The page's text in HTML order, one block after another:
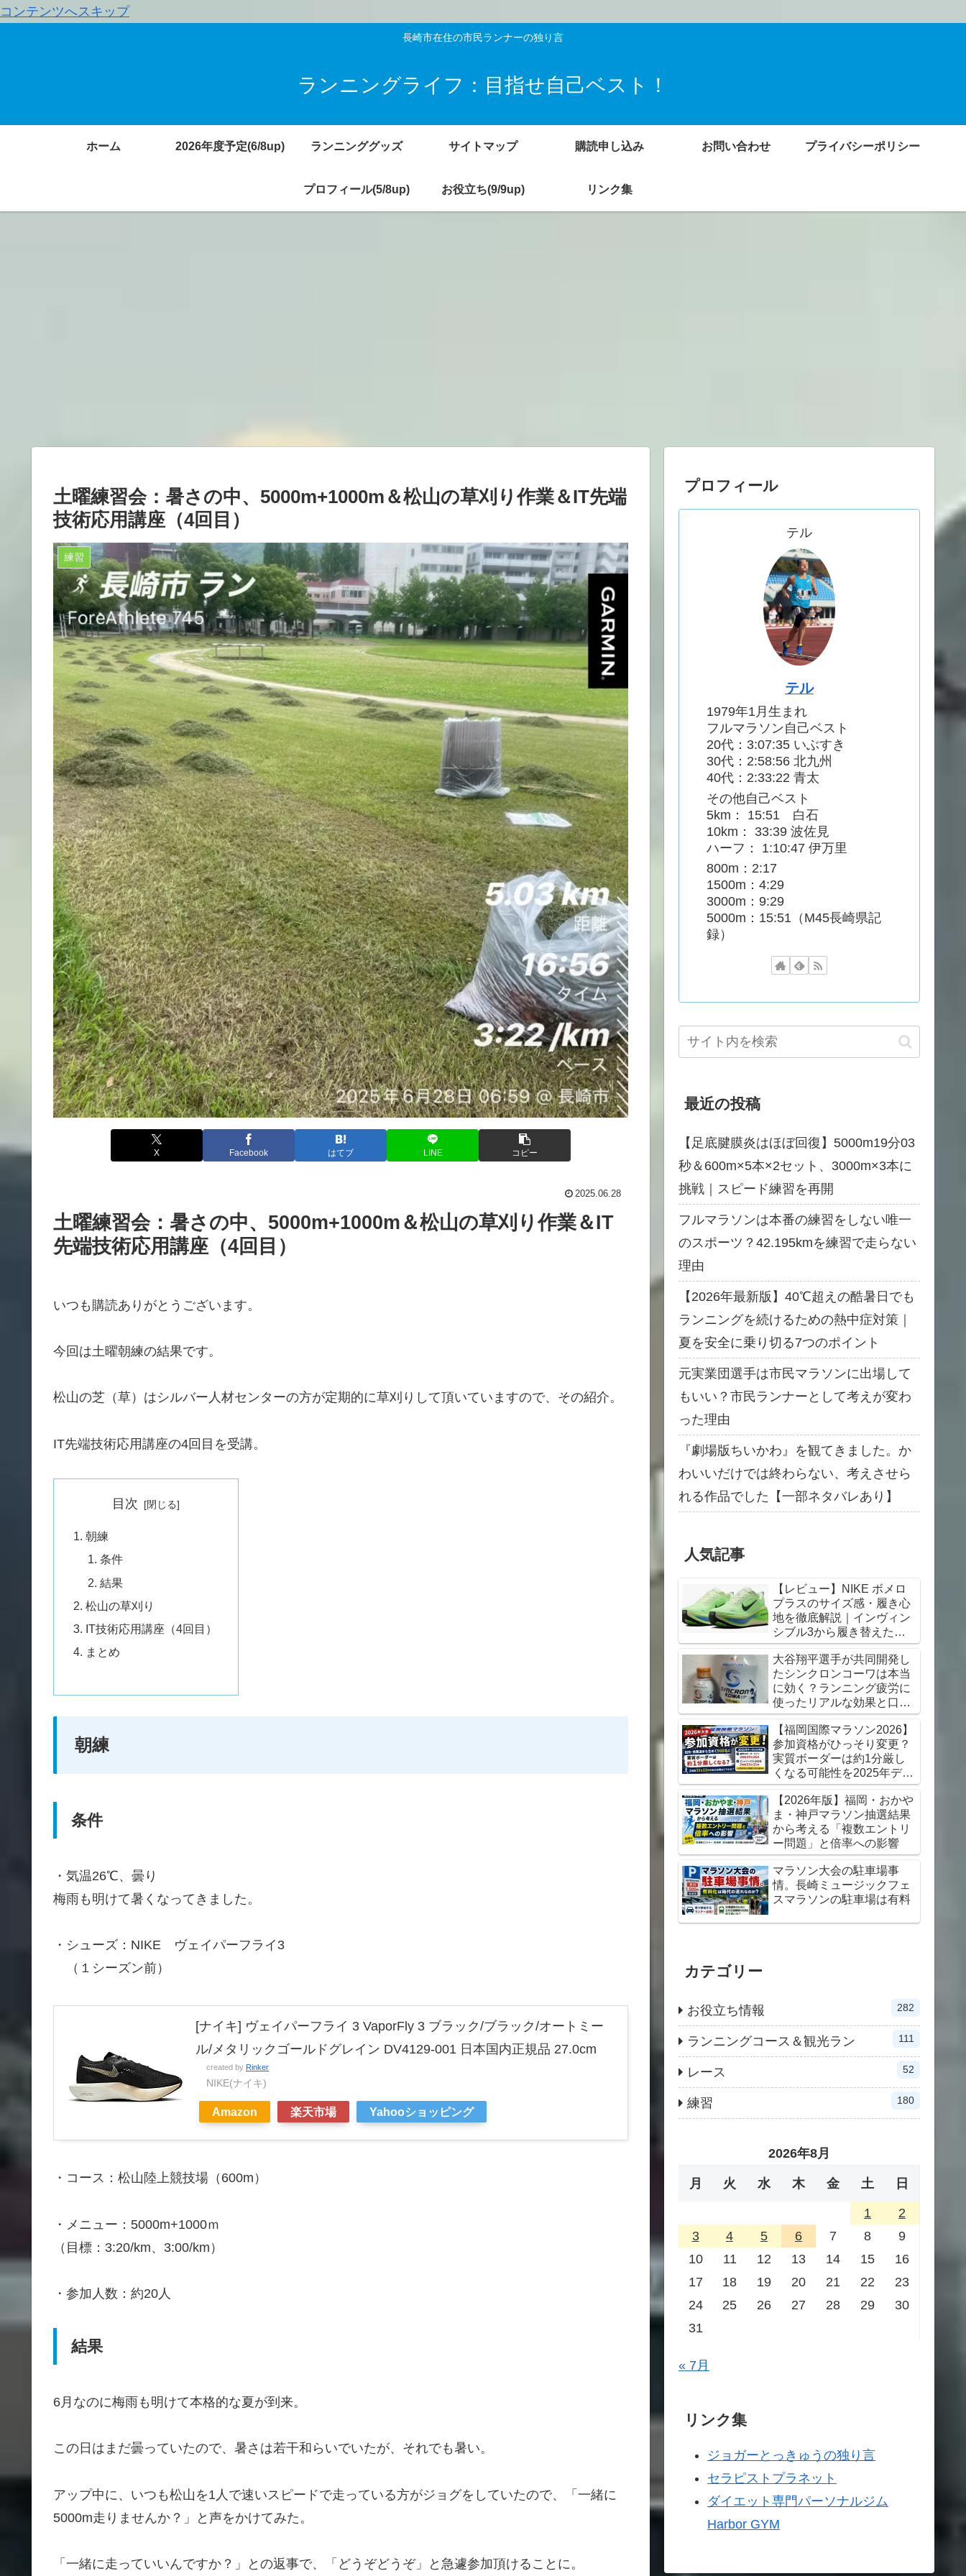
コンテンツへスキップ
長崎市在住の市民ランナーの独り言
ランニングライフ：目指せ自己ベスト！
ホーム 2026年度予定(6/8up) ランニンググッズ サイトマップ 購読申し込み お問い合わせ プライバシーポリシー
プロフィール(5/8up) お役立ち(9/9up) リンク集
土曜練習会：暑さの中、5000m+1000m＆松山の草刈り作業＆IT先端
技術応用講座（4回目）
練習
X Facebook はてブ LINE コピー
2025.06.28
土曜練習会：暑さの中、5000m+1000m＆松山の草刈り作業＆IT
先端技術応用講座（4回目）
いつも購読ありがとうございます。
今回は土曜朝練の結果です。
松山の芝（草）はシルバー人材センターの方が定期的に草刈りして頂いていますので、その紹介。
IT先端技術応用講座の4回目を受講。
目次
朝練
条件
結果
松山の草刈り
IT技術応用講座（4回目）
まとめ
朝練
条件
・気温26℃、曇り
梅雨も明けて暑くなってきました。
・シューズ：NIKE ヴェイパーフライ3
（１シーズン前）
[ナイキ] ヴェイパーフライ 3 VaporFly 3 ブラック/ブラック/オートミー
ル/メタリックゴールドグレイン DV4129-001 日本国内正規品 27.0cm
created by Rinker
NIKE(ナイキ)
Amazon 楽天市場 Yahooショッピング
・コース：松山陸上競技場（600m）
・メニュー：5000m+1000ｍ
（目標：3:20/km、3:00/km）
・参加人数：約20人
結果
6月なのに梅雨も明けて本格的な夏が到来。
この日はまだ曇っていたので、暑さは若干和らいでいたが、それでも暑い。
アップ中に、いつも松山を1人で速いスピードで走っている方がジョグをしていたので、「一緒に
5000m走りませんか？」と声をかけてみた。
「一緒に走っていいんですか？」との返事で、「どうぞどうぞ」と急遽参加頂けることに。
プロフィール
テル
テル
1979年1月生まれ
フルマラソン自己ベスト
20代：3:07:35 いぶすき
30代：2:58:56 北九州
40代：2:33:22 青太
その他自己ベスト
5km： 15:51 白石
10km： 33:39 波佐見
ハーフ： 1:10:47 伊万里
800m：2:17
1500m：4:29
3000m：9:29
5000m：15:51（M45長崎県記
録）
最近の投稿
【足底腱膜炎はほぼ回復】5000m19分03
秒＆600m×5本×2セット、3000m×3本に
挑戦｜スピード練習を再開
フルマラソンは本番の練習をしない唯一
のスポーツ？42.195kmを練習で走らない
理由
【2026年最新版】40℃超えの酷暑日でも
ランニングを続けるための熱中症対策｜
夏を安全に乗り切る7つのポイント
元実業団選手は市民マラソンに出場して
もいい？市民ランナーとして考えが変わ
った理由
『劇場版ちいかわ』を観てきました。か
わいいだけでは終わらない、考えさせら
れる作品でした【一部ネタバレあり】
人気記事
【レビュー】NIKE ボメロ
プラスのサイズ感・履き心
地を徹底解説｜インヴィン
シブル3から履き替えた感
想【初心者にもおすすめ】
大谷翔平選手が共同開発し
たシンクロンコーワは本当
に効く？ランニング疲労に
使ったリアルな効果と口コ
ミレビュー
【福岡国際マラソン2026】
参加資格がひっそり変更？
実質ボーダーは約1分厳し
くなる可能性を2025年デー
タから考察
【2026年版】福岡・おかや
ま・神戸マラソン抽選結果
から考える「複数エントリ
ー問題」と倍率への影響
マラソン大会の駐車場事
情。長崎ミュージックフェ
スマラソンの駐車場は有料
カテゴリー
お役立ち情報 282
ランニングコース＆観光ラン 111
レース 52
練習 180
2026年8月
月 火 水 木 金 土 日
1
2
3
4 5 6 7 8
9
10
11 12 13 14 15
16
17
18 19 20 21 22
23
24
25 26 27 28 29
30
31
« 7月
リンク集
ジョガーとっきゅうの独り言
セラピストプラネット
ダイエット専門パーソナルジム
Harbor GYM